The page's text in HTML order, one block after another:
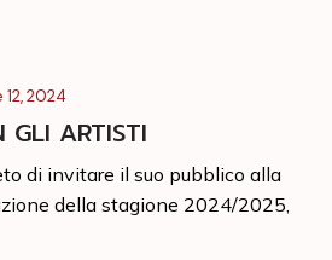
2024
GLI ARTISTI
di invitare il suo pubblico alla
della stagione 2024/2025,